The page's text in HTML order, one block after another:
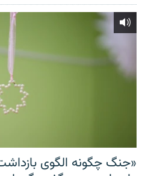
«جنگ چگونه الگوی بازداشت